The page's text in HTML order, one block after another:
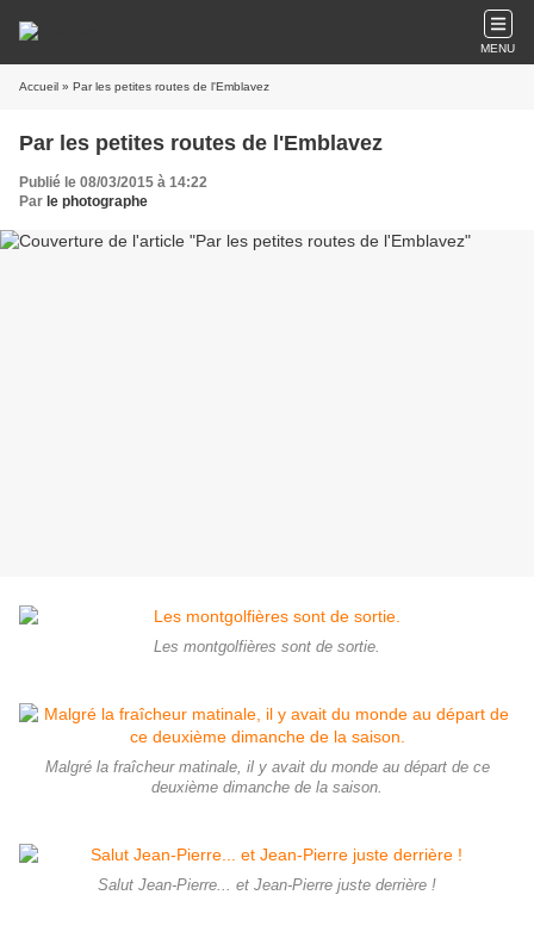
MENU
Accueil » Par les petites routes de l'Emblavez
Par les petites routes de l'Emblavez
Publié le 08/03/2015 à 14:22
Par le photographe
Les montgolfières sont de sortie.
Malgré la fraîcheur matinale, il y avait du monde au départ de ce
deuxième dimanche de la saison.
Salut Jean-Pierre... et Jean-Pierre juste derrière !